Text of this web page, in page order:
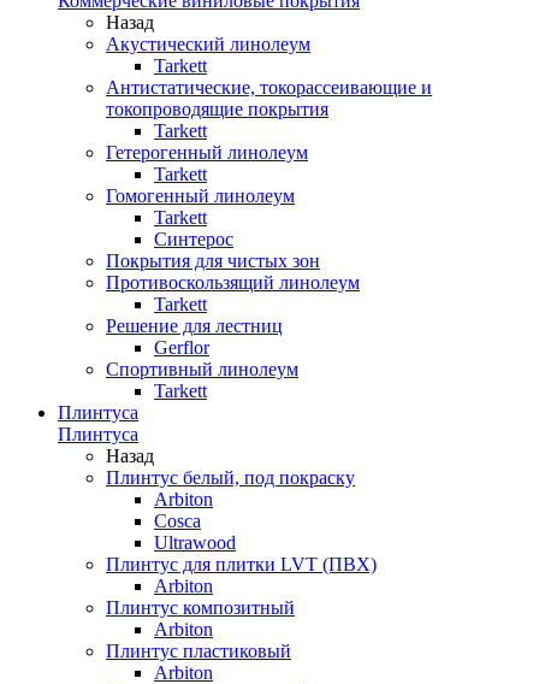
Назад
Акустический линолеум
Tarkett
Антистатические, токорассеивающие и
токопроводящие покрытия
Tarkett
Гетерогенный линолеум
Tarkett
Гомогенный линолеум
Tarkett
Синтерос
Покрытия для чистых зон
Противоскользящий линолеум
Tarkett
Решение для лестниц
Gerflor
Спортивный линолеум
Tarkett
Плинтуса
Плинтуса
Назад
Плинтус белый, под покраску
Arbiton
Cosca
Ultrawood
Плинтус для плитки LVT (ПВХ)
Arbiton
Плинтус композитный
Arbiton
Плинтус пластиковый
Arbiton